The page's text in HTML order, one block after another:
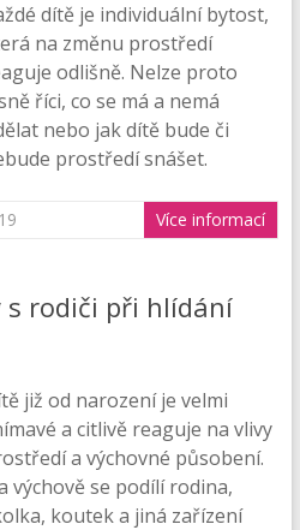
dítě je individuální bytost,
na změnu prostředí
odlišně. Nelze proto
říci, co se má a nemá
nebo jak dítě bude či
prostředí snášet.
Více informací
s rodiči při hlídání
již od narození je velmi
a citlivě reaguje na vlivy
a výchovné působení.
výchově se podílí rodina,
koutek a jiná zařízení